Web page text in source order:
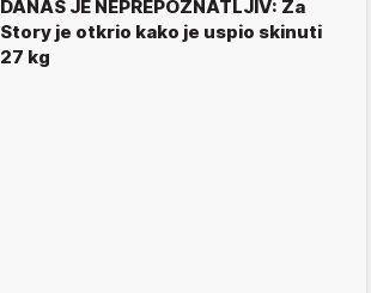
DANAS JE NEPREPOZNATLJIV: Za
Story je otkrio kako je uspio skinuti
27 kg